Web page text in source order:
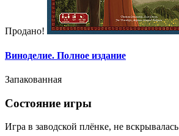
Продано!
Виноделие. Полное издание
Запакованная
Состояние игры
Игра в заводской плёнке, не вскрывалась